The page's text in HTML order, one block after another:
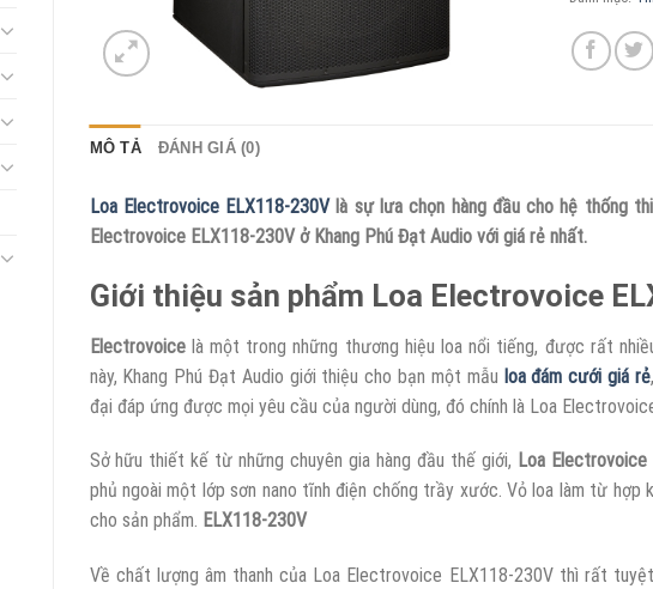
MÔ TẢ ĐÁNH GIÁ (0)
Loa Electrovoice ELX118-230Vlà sự lưa chọn hàng đầu cho hệ thống
Electrovoice ELX118-230V ở Khang Phú Đạt Audio với giá rẻ nhất.
Giới thiệu sản phẩm Loa Electrovoice
Electrovoicelà một trong những thương hiệu loa nổi tiếng, được rất
này, Khang Phú Đạt Audio giới thiệu cho bạn một mẫu loa đám cưới giá rẻ
đại đáp ứng được mọi yêu cầu của người dùng, đó chính là Loa
Sở hữu thiết kế từ những chuyên gia hàng đầu thế giới, Loa Electrovoice
phủ ngoài một lớp sơn nano tĩnh điện chống trầy xước. Vỏ loa làm từ
cho sản phẩm. ELX118-230V
Về chất lượng âm thanh của Loa Electrovoice ELX118-230V thì rất